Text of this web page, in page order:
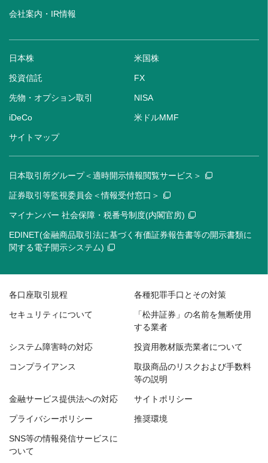
会社案内・IR情報
日本株 米国株
投資信託 FX
先物・オプション取引 NISA
iDeCo 米ドルMMF
サイトマップ
日本取引所グループ＜適時開示情報閲覧サービス＞
証券取引等監視委員会＜情報受付窓口＞
マイナンバー 社会保障・税番号制度(内閣官房)
EDINET(金融商品取引法に基づく有価証券報告書等の開示書類に
関する電子開示システム)
各口座取引規程 各種犯罪手口とその対策
セキュリティについて
「松井証券」の名前を無断使用
する業者
システム障害時の対応 投資用教材販売業者について
コンプライアンス
取扱商品のリスクおよび手数料
等の説明
金融サービス提供法への対応 サイトポリシー
プライバシーポリシー 推奨環境
SNS等の情報発信サービスに
ついて